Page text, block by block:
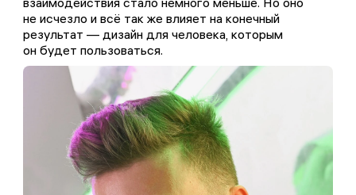
не исчезло и всё так же влияет на конечный
результат — дизайн для человека, которым
он будет пользоваться.